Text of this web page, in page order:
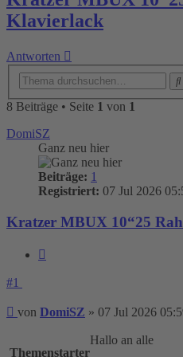
Klavierlack
Antworten
8 Beiträge • Seite 1 von 1
DomiSZ
Ganz neu hier
Beiträge: 1
Registriert: 07 Jul 2026
Kratzer MBUX 10“25
#1
Beitrag
von DomiSZ » 07 Jul 2026
Themenstarter
Hallo an alle